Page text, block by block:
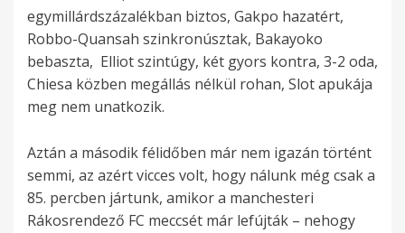
egymillárdszázalékban biztos, Gakpo hazatért,
Robbo-Quansah szinkronúsztak, Bakayoko
bebaszta, Elliot szintúgy, két gyors kontra, 3-2 oda,
Chiesa közben megállás nélkül rohan, Slot apukája
meg nem unatkozik.
Aztán a második félidőben már nem igazán történt
semmi, az azért vicces volt, hogy nálunk még csak a
85. percben jártunk, amikor a manchesteri
Rákosrendező FC meccsét már lefújták – nehogy